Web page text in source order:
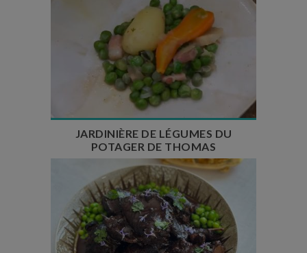
Temps de préparation : 10 min
Temps de cuisson : 20 min
Nombre de couverts : 6
JARDINIÈRE DE LÉGUMES DU
POTAGER DE THOMAS
Temps de préparation : 1h
Temps de cuisson : 2h